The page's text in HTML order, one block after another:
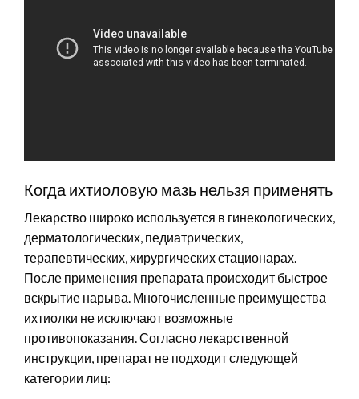
Когда ихтиоловую мазь нельзя применять
Лекарство широко используется в гинекологических,
дерматологических, педиатрических,
терапевтических, хирургических стационарах.
После применения препарата происходит быстрое
вскрытие нарыва. Многочисленные преимущества
ихтиолки не исключают возможные
противопоказания. Согласно лекарственной
инструкции, препарат не подходит следующей
категории лиц: